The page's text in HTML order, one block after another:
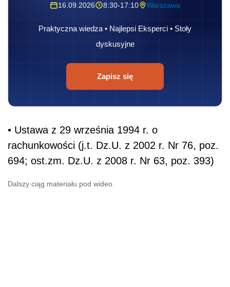
16.09.2026 8:30-17:10 Warszawa
Praktyczna wiedza • Najlepsi Eksperci • Stoły
dyskusyjne
Zapisz się
• Ustawa z 29 września 1994 r. o
rachunkowości (j.t. Dz.U. z 2002 r. Nr 76, poz.
694; ost.zm. Dz.U. z 2008 r. Nr 63, poz. 393)
Dalszy ciąg materiału pod wideo